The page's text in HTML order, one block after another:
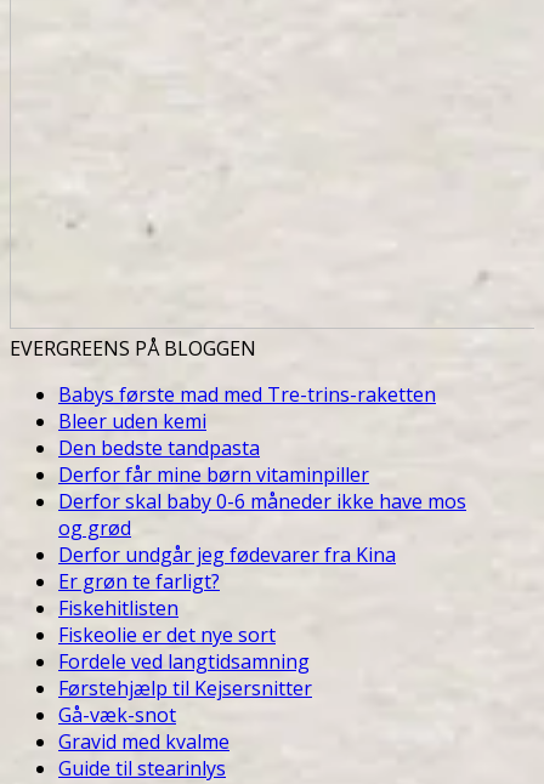
EVERGREENS PÅ BLOGGEN
Babys første mad med Tre-trins-raketten
Bleer uden kemi
Den bedste tandpasta
Derfor får mine børn vitaminpiller
Derfor skal baby 0-6 måneder ikke have mos
og grød
Derfor undgår jeg fødevarer fra Kina
Er grøn te farligt?
Fiskehitlisten
Fiskeolie er det nye sort
Fordele ved langtidsamning
Førstehjælp til Kejsersnitter
Gå-væk-snot
Gravid med kvalme
Guide til stearinlys